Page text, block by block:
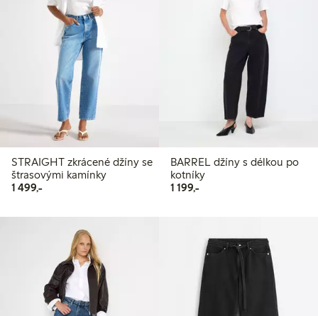
STRAIGHT zkrácené džíny se
štrasovými kamínky
1 499,-1 499,00 Kč
BARREL džíny s délkou po
kotníky
1 199,-1 199,00 Kč